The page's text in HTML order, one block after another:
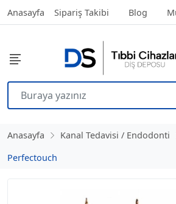
Anasayfa Sipariş Takibi Blog
Anasayfa Kanal Tedavisi / Endodonti
Perfectouch